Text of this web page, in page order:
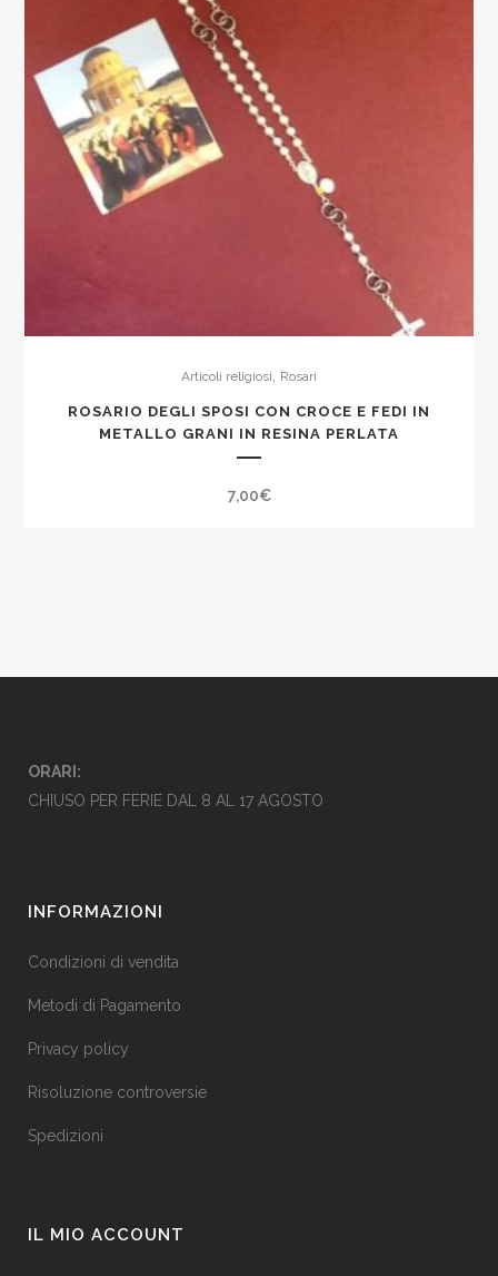
Articoli religiosi, Rosari
ROSARIO DEGLI SPOSI CON CROCE E FEDI IN
METALLO GRANI IN RESINA PERLATA
7,00€
ORARI:
CHIUSO PER FERIE DAL 8 AL 17 AGOSTO
INFORMAZIONI
Condizioni di vendita
Metodi di Pagamento
Privacy policy
Risoluzione controversie
Spedizioni
IL MIO ACCOUNT